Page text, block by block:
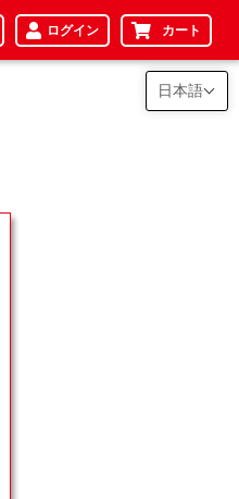
ログイン カート
日本語